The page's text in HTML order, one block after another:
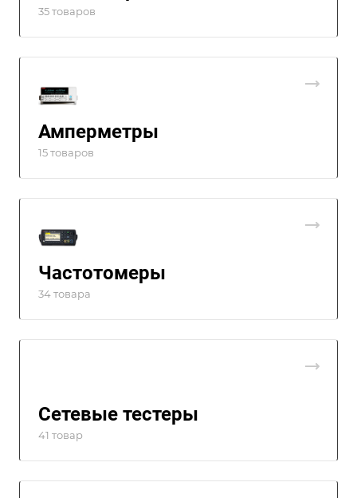
35 товаров
Амперметры
15 товаров
Частотомеры
34 товара
Сетевые тестеры
41 товар